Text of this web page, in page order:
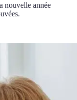
nouvelle année